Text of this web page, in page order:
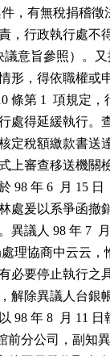
件，有無稅捐稽徵
，行政執行處不
議意旨參照）。
情形，得依職權
條第 1  項規定
處得延緩執行。
核定稅額繳款書
上審查移送機關
98 年 6  月 15
處爰以系爭函撤
議人 98 年 7
理協商中云云
必要停止執行之
解除異議人台銀
98 年 8  月 11
前分公司，副知